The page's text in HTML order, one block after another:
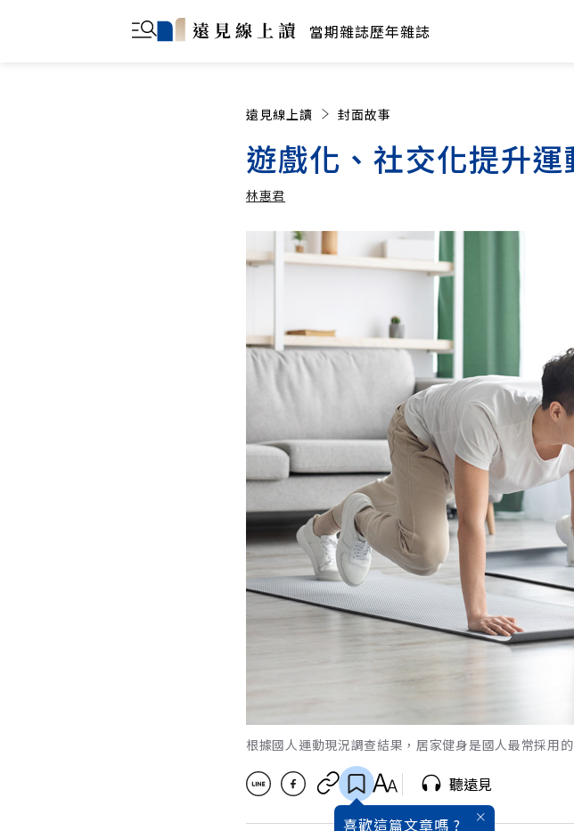
當期雜誌歷年雜誌
遠見線上讀 封面故事
遊戲化、社交化提升運
林惠君
加入追蹤
根據國人運動現況調查結果，居家健身是國人最常採用
喜歡這篇文章嗎 ?
聽遠見